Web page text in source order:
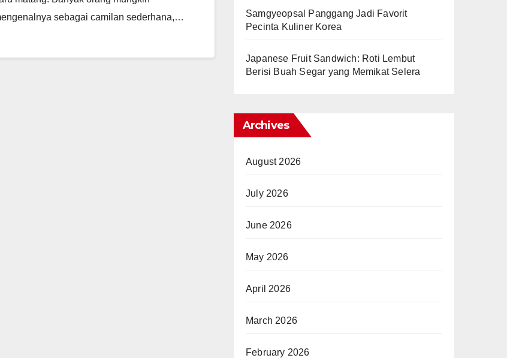
sebagai camilan sederhana,…
Samgyeopsal Panggang Jadi Favorit
Pecinta Kuliner Korea
Japanese Fruit Sandwich: Roti Lembut
Berisi Buah Segar yang Memikat Selera
Archives
August 2026
July 2026
June 2026
May 2026
April 2026
March 2026
February 2026